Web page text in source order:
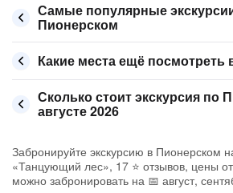
Самые популярные
Пионерском
Какие места ещё посмотреть
Сколько стоит экскурсия по
августе 2026
Забронируйте экскурсию в Пионерском
«Танцующий лес», 17 ⭐ отзывов, цены
можно забронировать на 📅 август,